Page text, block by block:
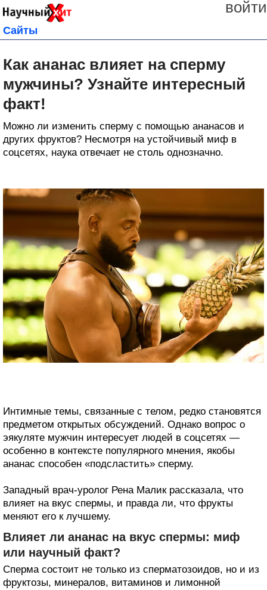
войти
Сайты
Как ананас влияет на сперму
мужчины? Узнайте интересный
факт!
Можно ли изменить сперму с помощью ананасов и
других фруктов? Несмотря на устойчивый миф в
соцсетях, наука отвечает не столь однозначно.
Интимные темы, связанные с телом, редко становятся
предметом открытых обсуждений. Однако вопрос о
эякуляте мужчин интересует людей в соцсетях —
особенно в контексте популярного мнения, якобы
ананас способен «подсластить» сперму.
Западный врач-уролог Рена Малик рассказала, что
влияет на вкус спермы, и правда ли, что фрукты
меняют его к лучшему.
Влияет ли ананас на вкус спермы: миф
или научный факт?
Сперма состоит не только из сперматозоидов, но и из
фруктозы, минералов, витаминов и лимонной